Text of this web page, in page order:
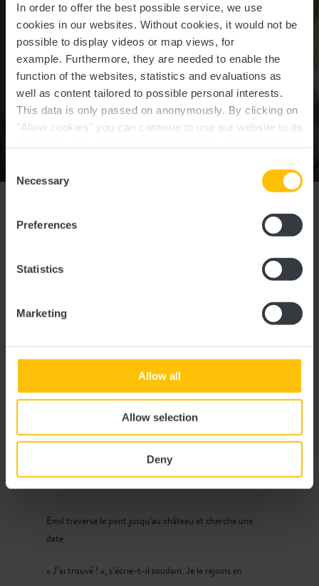
In order to offer the best possible service, we use
cookies in our websites. Without cookies, it would not be
possible to display videos or map views, for
example. Furthermore, they are needed to enable the
function of the websites, statistics and evaluations as
well as content tailored to possible personal interests.
This data is only passed on anonymously. By clicking on
"Allow cookies" you can continue to use our website to its
time.
Selection
Necessary
Preferences
Statistics
Marketing
Allow all
Allow selection
Deny
Le COFFRE
mystérieux de Koerich
Mon frère Emil et moi sommes assis sur un banc face au
château. Avant, il était entouré d’un fossé, mais
aujourd’hui, de hautes herbes poussent partout. Je tire de
matin.
« Si jamais il vous prend l’envie de résoudre des énigmes à
Je lis la première tâche à haute voix : « Quel chiffre est
Emil traverse le pont jusqu’au château et cherche une
date.
« J’ai trouvé ! », s’écrie-t-il soudain. Je le rejoins en